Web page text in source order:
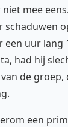
niet mee
schaduwen
een uur lang
had hij
de
een